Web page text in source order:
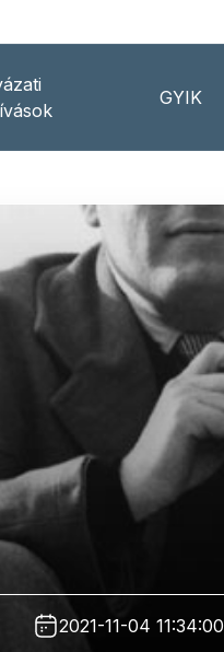
GYIK
2021-11-04 11:34:00